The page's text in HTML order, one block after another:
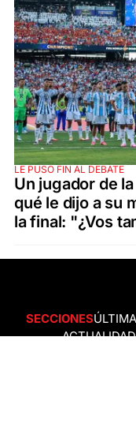
LE PUSO FIN AL DEBATE
Un jugador de
qué le dijo a su
la final: "¿Vos
SECCIONES
ACTUALIDAD